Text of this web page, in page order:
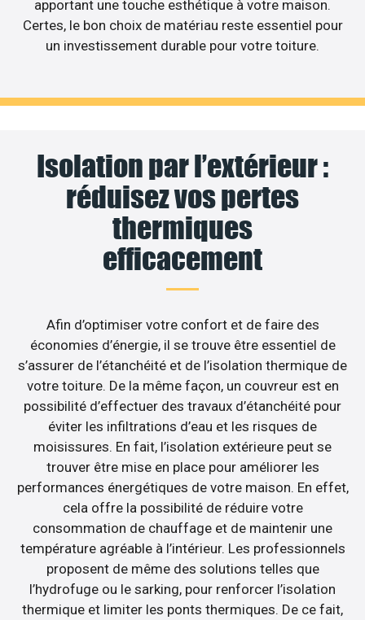
apportant une touche esthétique à votre maison.
Certes, le bon choix de matériau reste essentiel pour
un investissement durable pour votre toiture.
Isolation par l’extérieur :
réduisez vos pertes
thermiques
efficacement
Afin d’optimiser votre confort et de faire des
économies d’énergie, il se trouve être essentiel de
s’assurer de l’étanchéité et de l’isolation thermique de
votre toiture. De la même façon, un couvreur est en
possibilité d’effectuer des travaux d’étanchéité pour
éviter les infiltrations d’eau et les risques de
moisissures. En fait, l’isolation extérieure peut se
trouver être mise en place pour améliorer les
performances énergétiques de votre maison. En effet,
cela offre la possibilité de réduire votre
consommation de chauffage et de maintenir une
température agréable à l’intérieur. Les professionnels
proposent de même des solutions telles que
l’hydrofuge ou le sarking, pour renforcer l’isolation
thermique et limiter les ponts thermiques. De ce fait,